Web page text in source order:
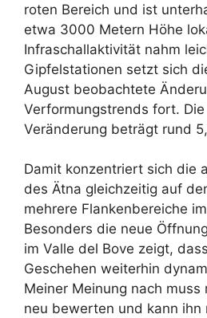
roten Bereich und ist
etwa 3000 Metern Höhe
Infraschallaktivität nahm
Gipfelstationen setzt sich
August beobachtete
Verformungstrends fort.
Veränderung beträgt rund
Damit konzentriert sich die
des Ätna gleichzeitig auf
mehrere Flankenbereiche
Besonders die neue
im Valle del Bove zeigt,
Geschehen weiterhin
Meiner Meinung nach muss
neu bewerten und kann ihn